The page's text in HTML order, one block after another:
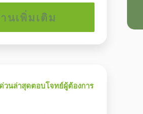
นเพิ่มเติม
ด่วนล่าสุดตอบโจทย์ผู้ต้องการ